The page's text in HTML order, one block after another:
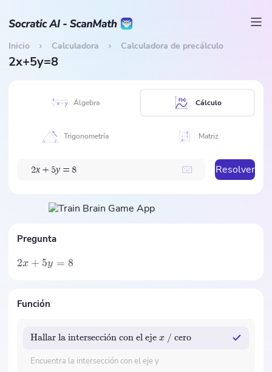
Inicio Calculadora Calculadora de precálculo
2x+5y=8
Álgebra Cálculo
Trigonometría Matriz
2x + 5y = 8 Resolver
Pregunta
2x + 5y = 8
Función
Hallar la interseccio
ˊn con el eje x / cero
Encuentra la intersección con el eje y